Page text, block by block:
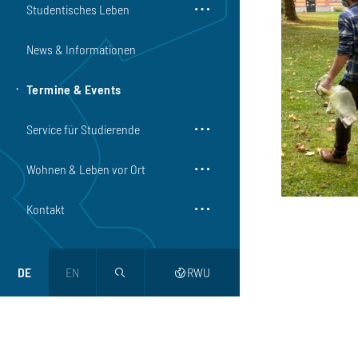
Studentisches Leben
News & Informationen
Termine & Events
Service für Studierende
Wohnen & Leben vor Ort
Kontakt
DE EN magnifier webRWU